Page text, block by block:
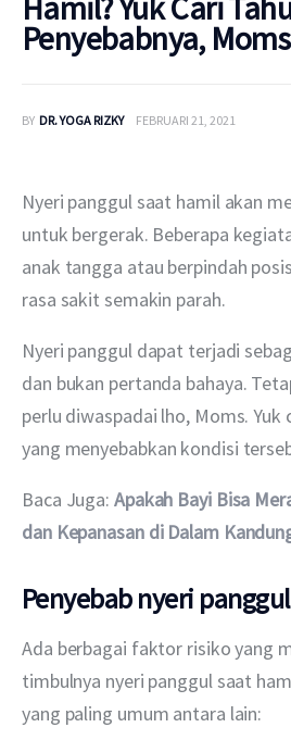
Penyebabnya,
BY DR. YOGA RIZKY FEBRUARI 21, 2021
Nyeri panggul saat hamil akan
untuk bergerak. Beberapa
anak tangga atau berpindah
rasa sakit semakin parah.
Nyeri panggul dapat terjadi
dan bukan pertanda bahaya.
perlu diwaspadai lho, Moms. Yuk
yang menyebabkan kondisi
Baca Juga: Apakah Bayi Bisa
dan Kepanasan di Dalam
Penyebab nyeri
Ada berbagai faktor risiko yang
timbulnya nyeri panggul saat
yang paling umum antara lain: